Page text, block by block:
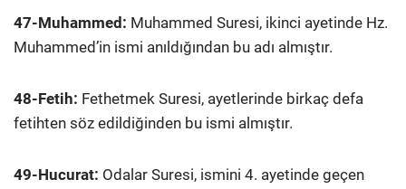
47-Muhammed: Muhammed Suresi, ikinci ayetinde Hz.
Muhammed’in ismi anıldığından bu adı almıştır.
48-Fetih: Fethetmek Suresi, ayetlerinde birkaç defa
fetihten söz edildiğinden bu ismi almıştır.
49-Hucurat: Odalar Suresi, ismini 4. ayetinde geçen